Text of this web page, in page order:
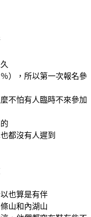
久
），所以第一次報名參
不怕有人臨時不來參加
都沒有人遲到
也算是有伴
山和內湖山